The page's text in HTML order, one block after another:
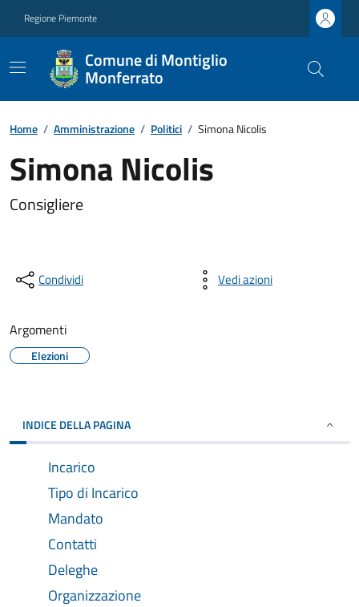
Regione Piemonte
Comune di Montiglio
Monferrato
Home / Amministrazione / Politici / Simona Nicolis
Simona Nicolis
Consigliere
Condividi Vedi azioni
Argomenti
Elezioni
INDICE DELLA PAGINA
Incarico
Tipo di Incarico
Mandato
Contatti
Deleghe
Organizzazione